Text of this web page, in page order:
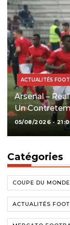
ACTUALITÉS
Arsenal –
Un
05/08/2026 -
Catégories
COUPE DU MONDE
ACTUALITÉS